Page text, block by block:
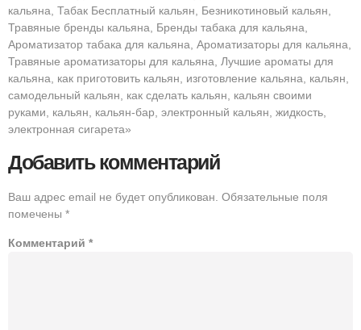
кальяна, Табак Бесплатный кальян, Безникотиновый кальян,
Травяные бренды кальяна, Бренды табака для кальяна,
Ароматизатор табака для кальяна, Ароматизаторы для кальяна,
Травяные ароматизаторы для кальяна, Лучшие ароматы для
кальяна, как приготовить кальян, изготовление кальяна, кальян,
самодельный кальян, как сделать кальян, кальян своими
руками, кальян, кальян-бар, электронный кальян, жидкость,
электронная сигарета»
Добавить комментарий
Ваш адрес email не будет опубликован. Обязательные поля
помечены *
Комментарий *